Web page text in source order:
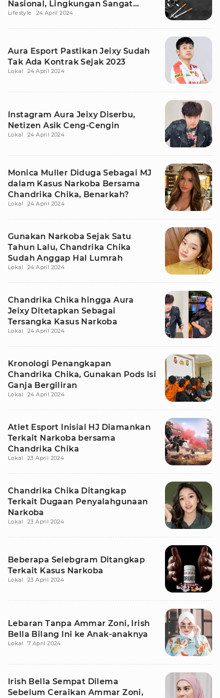
Nasional, Lingkungan Sangat
Berpengaruh!
Lifestyle 24 April 2024
Aura Esport Pastikan Jeixy Sudah
Tak Ada Kontrak Sejak 2023
Lokal 24 April 2024
Instagram Aura Jeixy Diserbu,
Netizen Asik Ceng-Cengin
Lokal 24 April 2024
Monica Muller Diduga Sebagai MJ
dalam Kasus Narkoba Bersama
Chandrika Chika, Benarkah?
Lokal 24 April 2024
Gunakan Narkoba Sejak Satu
Tahun Lalu, Chandrika Chika
Sudah Anggap Hal Lumrah
Lokal 24 April 2024
Chandrika Chika hingga Aura
Jeixy Ditetapkan Sebagai
Tersangka Kasus Narkoba
Lokal 24 April 2024
Kronologi Penangkapan
Chandrika Chika, Gunakan Pods Isi
Ganja Bergiliran
Lokal 24 April 2024
Atlet Esport Inisial HJ Diamankan
Terkait Narkoba bersama
Chandrika Chika
Lokal 23 April 2024
Chandrika Chika Ditangkap
Terkait Dugaan Penyalahgunaan
Narkoba
Lokal 23 April 2024
Beberapa Selebgram Ditangkap
Terkait Kasus Narkoba
Lokal 23 April 2024
Lebaran Tanpa Ammar Zoni, Irish
Bella Bilang Ini ke Anak-anaknya
Lokal 7 April 2024
Irish Bella Sempat Dilema
Sebelum Ceraikan Ammar Zoni,